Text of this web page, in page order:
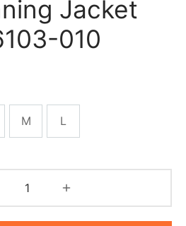
Jacket
010
M L